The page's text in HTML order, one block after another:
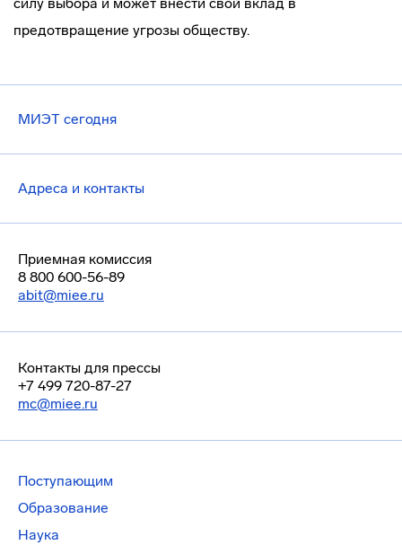
предотвращение угрозы обществу.
МИЭТ сегодня
Адреса и контакты
Приемная комиссия
8 800 600-56-89
abit@miee.ru
Контакты для прессы
+7 499 720-87-27
mc@miee.ru
Поступающим
Образование
Наука